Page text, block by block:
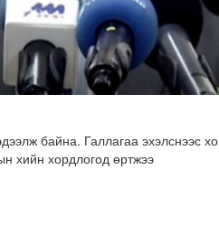
байна. Галлагаа эхэлснээс
хийн хордлогод өртжээ